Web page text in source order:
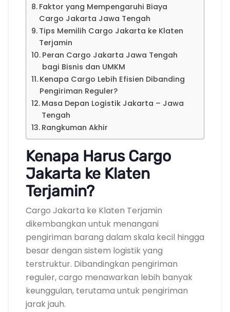
Faktor yang Mempengaruhi Biaya
Cargo Jakarta Jawa Tengah
Tips Memilih Cargo Jakarta ke Klaten
Terjamin
Peran Cargo Jakarta Jawa Tengah
bagi Bisnis dan UMKM
Kenapa Cargo Lebih Efisien Dibanding
Pengiriman Reguler?
Masa Depan Logistik Jakarta – Jawa
Tengah
Rangkuman Akhir
Kenapa Harus Cargo
Jakarta ke Klaten
Terjamin?
Cargo Jakarta ke Klaten Terjamin
dikembangkan untuk menangani
pengiriman barang dalam skala kecil hingga
besar dengan sistem logistik yang
terstruktur. Dibandingkan pengiriman
reguler, cargo menawarkan lebih banyak
keunggulan, terutama untuk pengiriman
jarak jauh.